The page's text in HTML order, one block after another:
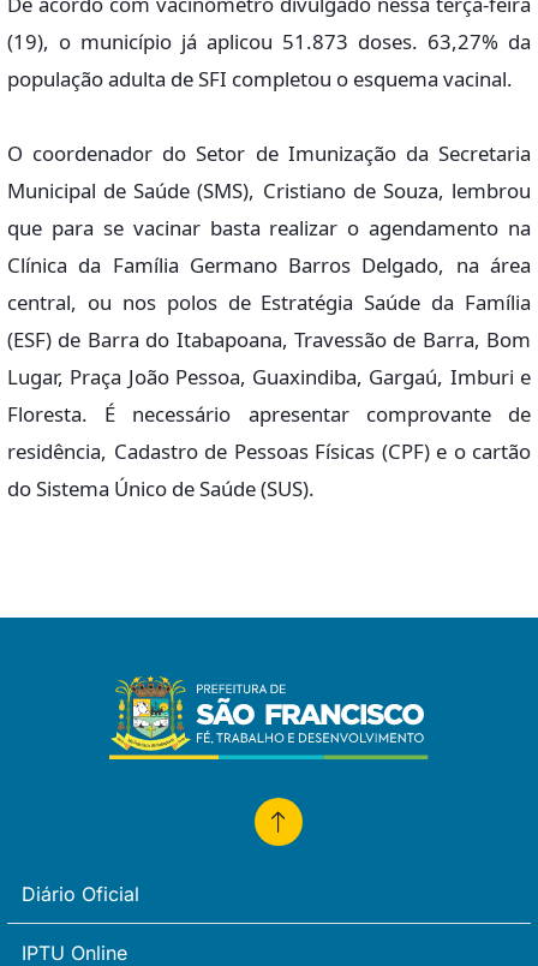
(19), o município já aplicou 51.873 doses. 63,27% da
população adulta de SFI completou o esquema vacinal.
O coordenador do Setor de Imunização da Secretaria
Municipal de Saúde (SMS), Cristiano de Souza, lembrou
que para se vacinar basta realizar o agendamento na
Clínica da Família Germano Barros Delgado, na área
central, ou nos polos de Estratégia Saúde da Família
(ESF) de Barra do Itabapoana, Travessão de Barra, Bom
Lugar, Praça João Pessoa, Guaxindiba, Gargaú, Imburi e
Floresta. É necessário apresentar comprovante de
residência, Cadastro de Pessoas Físicas (CPF) e o cartão
do Sistema Único de Saúde (SUS).
Diário Oficial
IPTU Online